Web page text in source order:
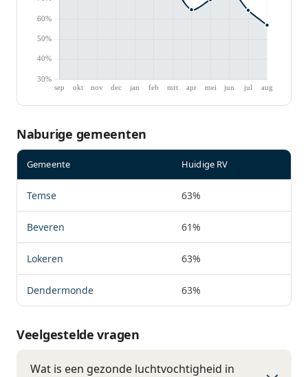
Naburige gemeenten
Gemeente Huidige RV
Temse 63%
Beveren 61%
Lokeren 63%
Dendermonde 63%
Veelgestelde vragen
Wat is een gezonde luchtvochtigheid in